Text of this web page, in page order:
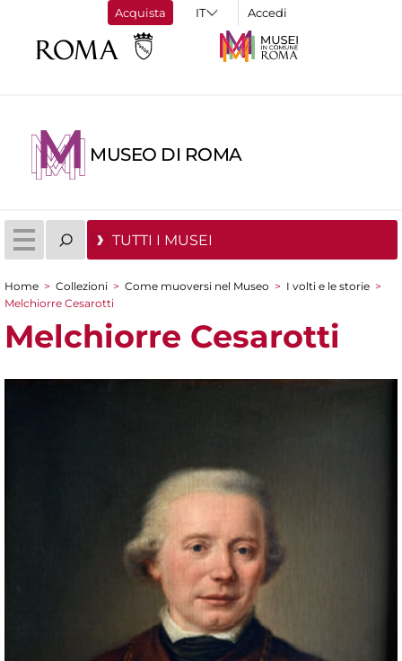
Acquista Accedi
MUSEO DI ROMA
TUTTI I MUSEI
Tu sei qui
Home > Collezioni > Come muoversi nel Museo > I volti e le storie >
Melchiorre Cesarotti
Melchiorre Cesarotti